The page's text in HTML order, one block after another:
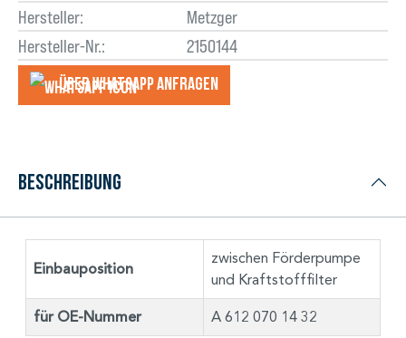
Hersteller:
Metzger
Hersteller-Nr.:
2150144
Über WhatsApp anfragеn
Beschreibung
Einbauposition
zwischen Förderpumpe
und Kraftstofffilter
für OE-Nummer A 612 070 14 32